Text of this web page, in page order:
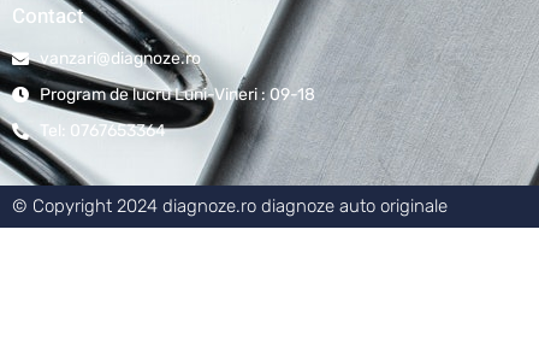
Contact
vanzari@diagnoze.ro
Program de lucru Luni-Vineri : 09-18
Tel: 0767653364
© Copyright 2024 diagnoze.ro diagnoze auto originale